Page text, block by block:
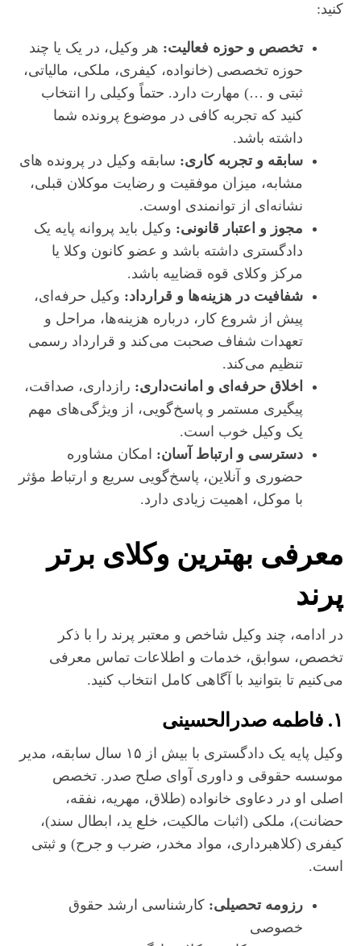
کنید:
تخصص و حوزه فعالیت: هر وکیل، در یک یا چند
حوزه تخصصی (خانواده، کیفری، ملکی، مالیاتی،
ثبتی و …) مهارت دارد. حتماً وکیلی را انتخاب
کنید که تجربه کافی در موضوع پرونده شما
داشته باشد.
سابقه و تجربه کاری: سابقه وکیل در پرونده‌ های
مشابه، میزان موفقیت و رضایت موکلان قبلی،
نشانه‌ای از توانمندی اوست.
مجوز و اعتبار قانونی: وکیل باید پروانه پایه یک
دادگستری داشته باشد و عضو کانون وکلا یا
مرکز وکلای قوه قضاییه باشد.
شفافیت در هزینه‌ها و قرارداد: وکیل حرفه‌ای،
پیش از شروع کار، درباره هزینه‌ها، مراحل و
تعهدات شفاف صحبت می‌کند و قرارداد رسمی
تنظیم می‌کند.
اخلاق حرفه‌ای و امانت‌داری: رازداری، صداقت،
پیگیری مستمر و پاسخ‌گویی، از ویژگی‌های مهم
یک وکیل خوب است.
دسترسی و ارتباط آسان: امکان مشاوره
حضوری و آنلاین، پاسخ‌گویی سریع و ارتباط مؤثر
با موکل، اهمیت زیادی دارد.
معرفی بهترین وکلای برتر
پرند
در ادامه، چند وکیل شاخص و معتبر پرند را با ذکر
تخصص، سوابق، خدمات و اطلاعات تماس معرفی
می‌کنیم تا بتوانید با آگاهی کامل انتخاب کنید.
۱. فاطمه صدرالحسینی
وکیل پایه یک دادگستری با بیش از ۱۵ سال سابقه، مدیر
موسسه حقوقی و داوری آوای صلح صدر. تخصص
اصلی او در دعاوی خانواده (طلاق، مهریه، نفقه،
حضانت)، ملکی (اثبات مالکیت، خلع ید، ابطال سند)،
کیفری (کلاهبرداری، مواد مخدر، ضرب و جرح) و ثبتی
است.
رزومه تحصیلی: کارشناسی ارشد حقوق
خصوصی